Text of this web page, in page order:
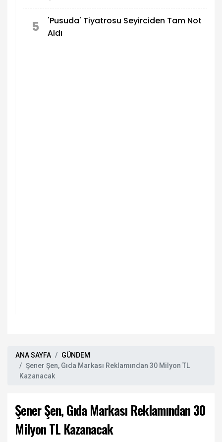
5
'Pusuda' Tiyatrosu Seyirciden Tam Not
Aldı
ANA SAYFA
GÜNDEM
Şener Şen, Gıda Markası Reklamından 30 Milyon TL
Kazanacak
Şener Şen, Gıda Markası Reklamından 30
Milyon TL Kazanacak